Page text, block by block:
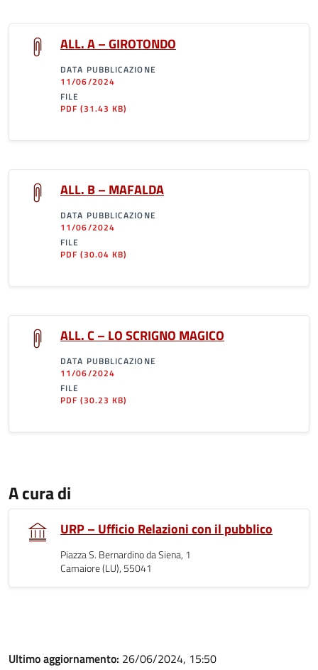
ALL. A – GIROTONDO
DATA PUBBLICAZIONE
11/06/2024
FILE
PDF(31.43 KB)
ALL. B – MAFALDA
DATA PUBBLICAZIONE
11/06/2024
FILE
PDF(30.04 KB)
ALL. C – LO SCRIGNO MAGICO
DATA PUBBLICAZIONE
11/06/2024
FILE
PDF(30.23 KB)
A cura di
URP – Ufficio Relazioni con il pubblico
Piazza S. Bernardino da Siena, 1
Camaiore (LU), 55041
Ultimo aggiornamento: 26/06/2024, 15:50